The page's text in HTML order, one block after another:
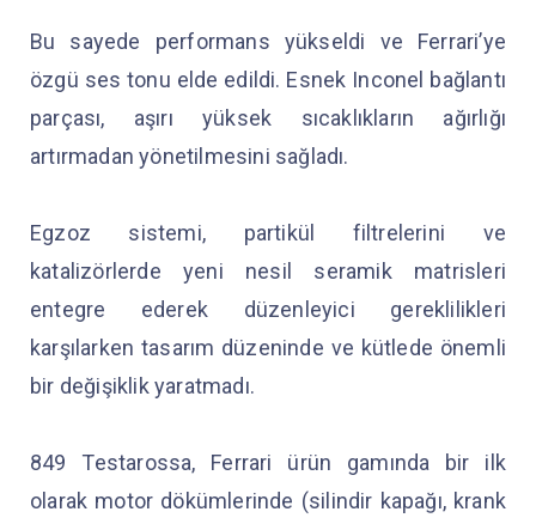
Bu sayede performans yükseldi ve Ferrari’ye
özgü ses tonu elde edildi. Esnek Inconel bağlantı
parçası, aşırı yüksek sıcaklıkların ağırlığı
artırmadan yönetilmesini sağladı.
Egzoz sistemi, partikül filtrelerini ve
katalizörlerde yeni nesil seramik matrisleri
entegre ederek düzenleyici gereklilikleri
karşılarken tasarım düzeninde ve kütlede önemli
bir değişiklik yaratmadı.
849 Testarossa, Ferrari ürün gamında bir ilk
olarak motor dökümlerinde (silindir kapağı, krank